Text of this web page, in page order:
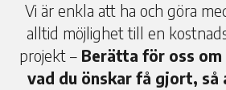
Vi är enkla att ha och göra
alltid möjlighet till en
projekt – Berätta för oss
vad du önskar få gjort, så